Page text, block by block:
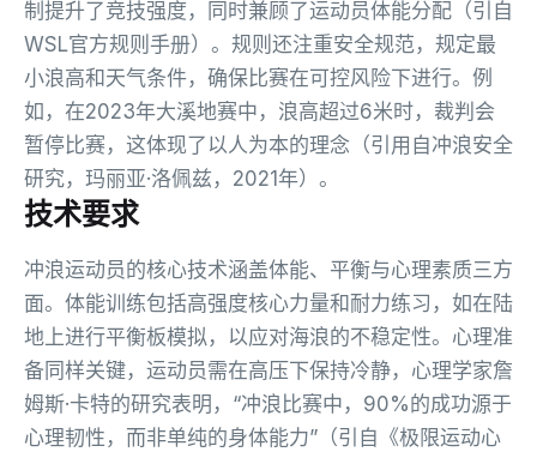
制提升了竞技强度，同时兼顾了运动员体能分配（引自
WSL官方规则手册）。规则还注重安全规范，规定最
小浪高和天气条件，确保比赛在可控风险下进行。例
如，在2023年大溪地赛中，浪高超过6米时，裁判会
暂停比赛，这体现了以人为本的理念（引用自冲浪安全
研究，玛丽亚·洛佩兹，2021年）。
技术要求
冲浪运动员的核心技术涵盖体能、平衡与心理素质三方
面。体能训练包括高强度核心力量和耐力练习，如在陆
地上进行平衡板模拟，以应对海浪的不稳定性。心理准
备同样关键，运动员需在高压下保持冷静，心理学家詹
姆斯·卡特的研究表明，“冲浪比赛中，90%的成功源于
心理韧性，而非单纯的身体能力”（引自《极限运动心